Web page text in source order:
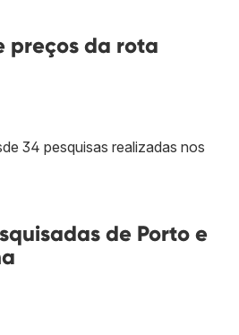
preços da rota
34 pesquisas realizadas nos
de Porto e